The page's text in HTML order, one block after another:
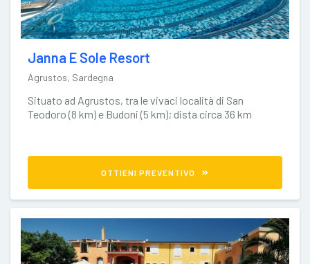
Janna E Sole Resort
Agrustos, Sardegna
Situato ad Agrustos, tra le vivaci località di San
Teodoro (8 km) e Budoni (5 km); dista circa 36 km
OTTIENI PREVENTIVO